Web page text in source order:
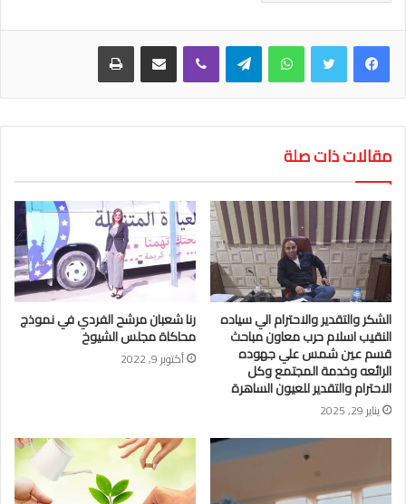
واتساب تيلقرام
مقالات ذات صلة
الشكر والتقدير والاحترام الي سياده
النقيب اسلام حرب معاون مباحث
قسم عين شمس علي جهوده
الرائعه وخدمة المجتمع وكل
الاحترام والتقدير للعيون الساهرة
يناير 29, 2025
رنا شعبان مرشح الفردي في نموذج
محاكاة مجلس الشيوخ
أكتوبر 9, 2022